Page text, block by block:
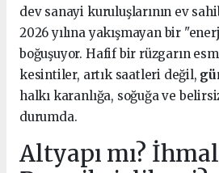
dev sanayi kuruluşlarının ev
2026 yılına yakışmayan bir
boğuşuyor. Hafif bir rüzgarın
kesintiler, artık saatleri değil,
halkı karanlığa, soğuğa ve
durumda.
Altyapı mı?